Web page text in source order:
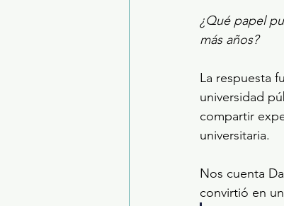
¿Qué papel
más años?
La respuesta
universidad
compartir
universitaria.
Nos cuenta
convirtió en